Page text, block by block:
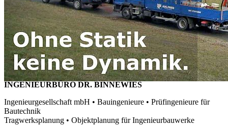
INGENIEURBÜRO DR. BINNEWIES
Ingenieurgesellschaft mbH • Bauingenieure • Prüfingenieure für
Bautechnik
Tragwerksplanung • Objektplanung für Ingenieurbauwerke